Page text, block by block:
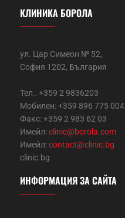
КЛИНИКА БОРОЛА
ул. Цар Симеон № 52,
София 1202, България
Тел.: +359 2 9836203
Мобилен: +359 896 775 004
Факс: +359 2 983 62 03
Имейл:clinic@borola.com
Имейл:contact@clinic.bg
clinic.bg
ИНФОРМАЦИЯ ЗА САЙТА